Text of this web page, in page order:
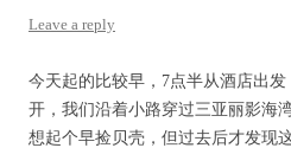
Leave a reply
今天起的比较早，7点半从酒店出
开，我们沿着小路穿过三亚丽影海
想起个早捡贝壳，但过去后才发现